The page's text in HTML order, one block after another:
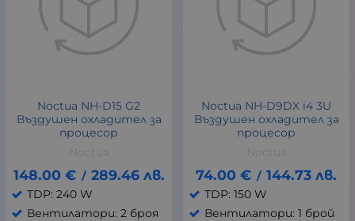
Noctua NH-D15 G2
Въздушен охладител за
процесор
148.00 € / 289.46 лв.
TDP: 240 W
Вентилатори: 2 броя
Noctua NH-D9DX i4 3U
Въздушен охладител за
процесор
74.00 € / 144.73 лв.
TDP: 150 W
Вентилатори: 1 брой